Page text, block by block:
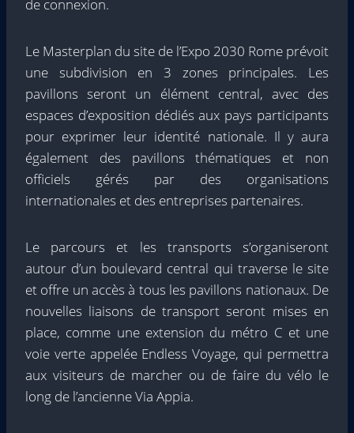
de connexion.
Le Masterplan du site de l’Expo 2030 Rome prévoit
une subdivision en 3 zones principales. Les
pavillons seront un élément central, avec des
espaces d’exposition dédiés aux pays participants
pour exprimer leur identité nationale. Il y aura
également des pavillons thématiques et non
officiels gérés par des organisations
internationales et des entreprises partenaires.
Le parcours et les transports s’organiseront
autour d’un boulevard central qui traverse le site
et offre un accès à tous les pavillons nationaux. De
nouvelles liaisons de transport seront mises en
place, comme une extension du métro C et une
voie verte appelée Endless Voyage, qui permettra
aux visiteurs de marcher ou de faire du vélo le
long de l’ancienne Via Appia.